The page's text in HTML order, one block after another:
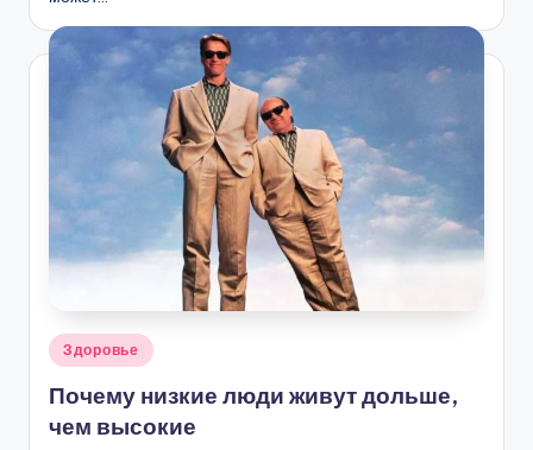
Опубликовано
Здоровье
Почему низкие люди живут дольше,
чем высокие